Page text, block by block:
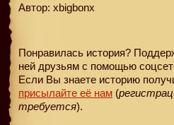
Автор: xbigbonx
Понравилась история?
ней друзьям с помощью
Если Вы знаете историю
присылайте её нам (
требуется).